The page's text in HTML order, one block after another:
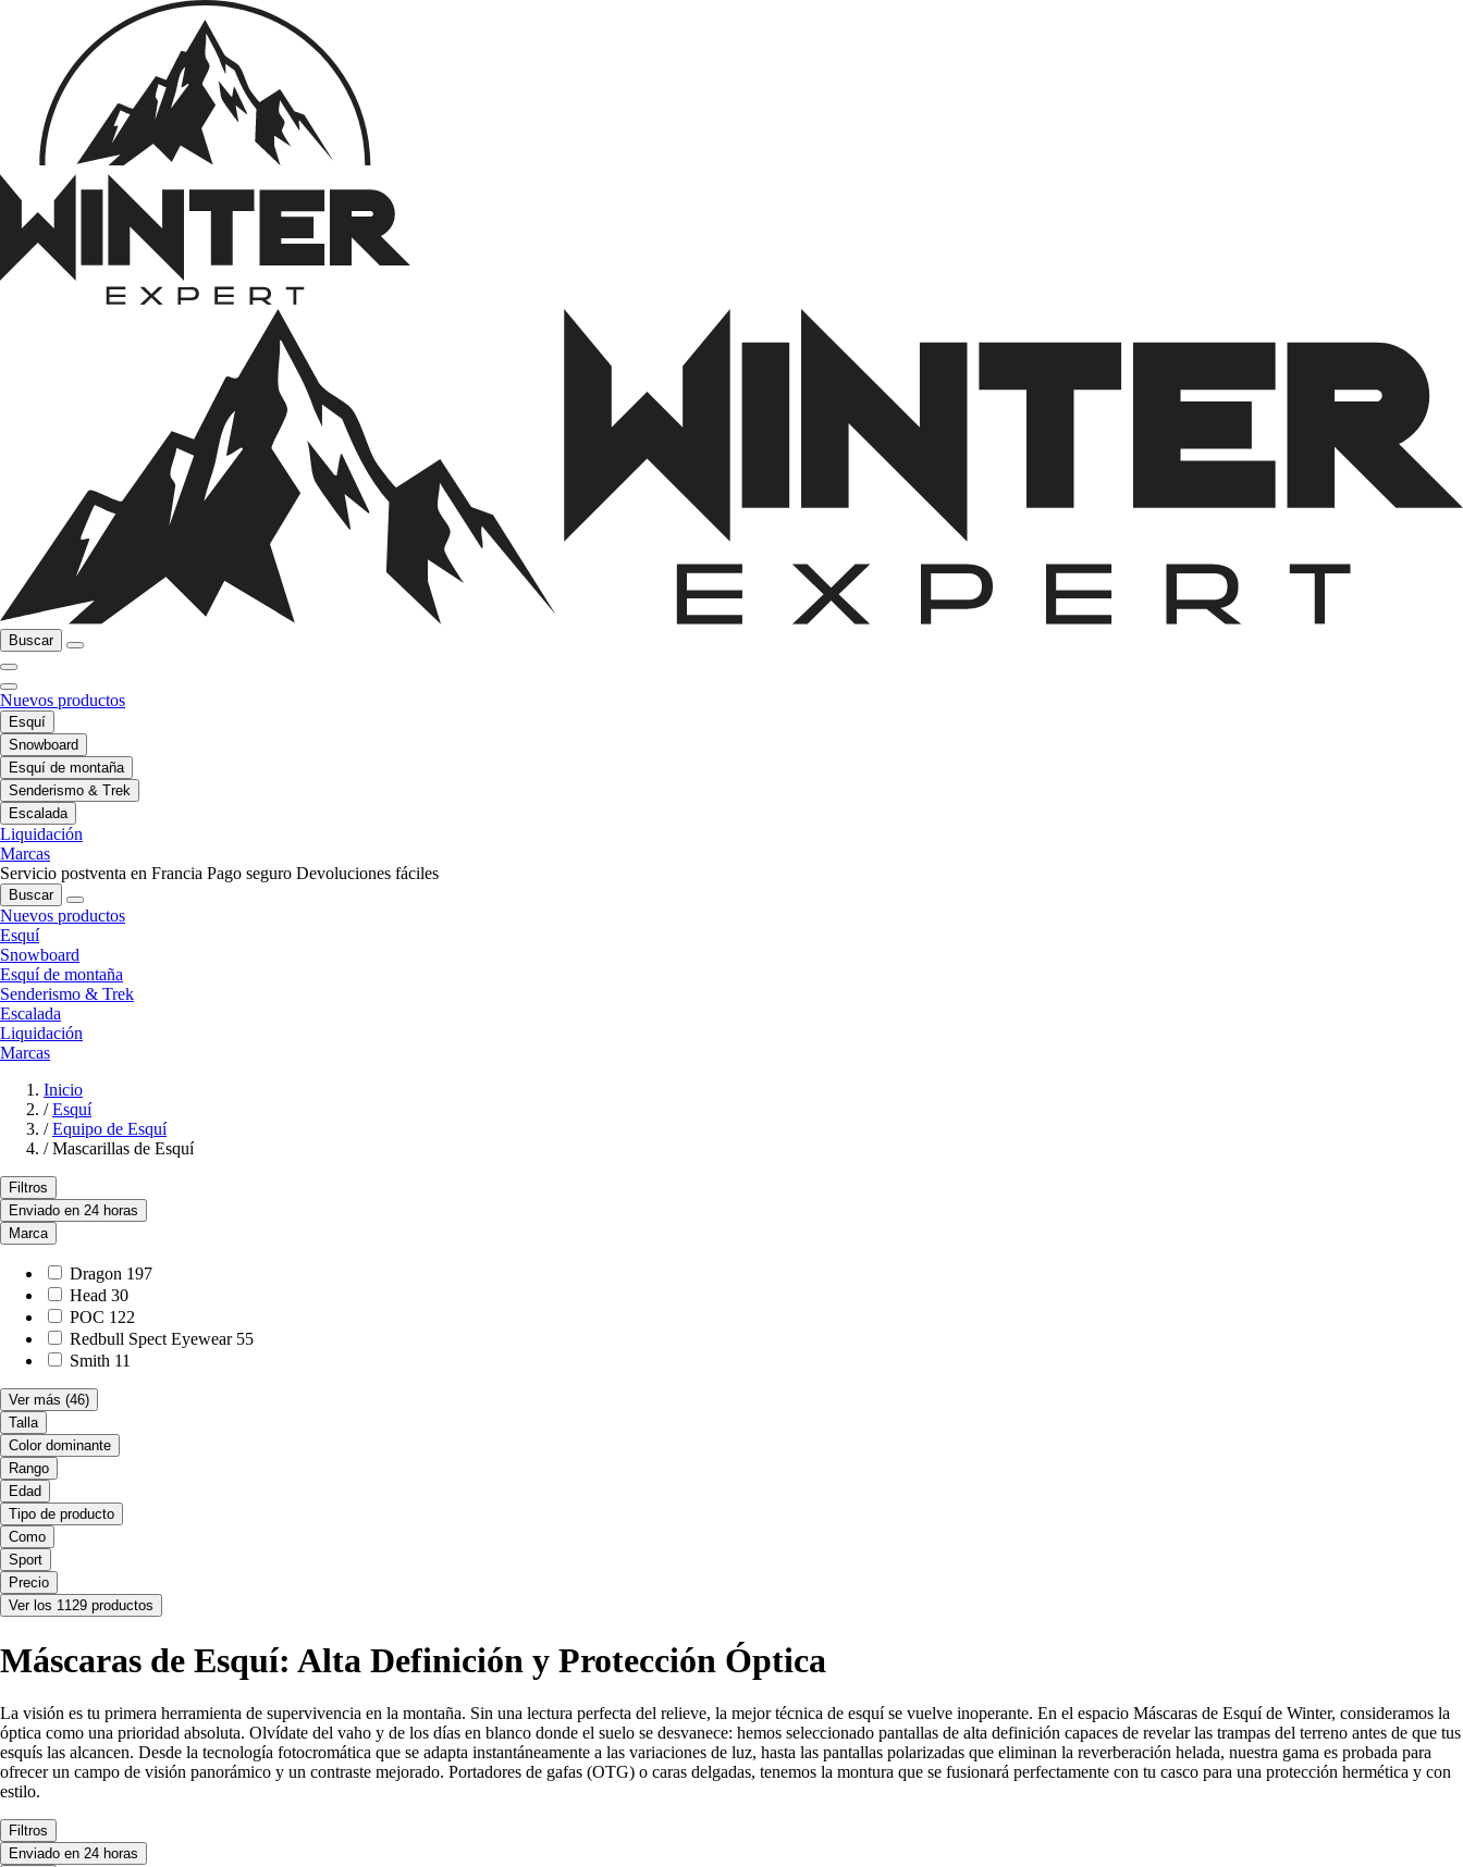
Buscar
Nuevos productos
Esquí
Snowboard
Esquí de montaña
Senderismo & Trek
Escalada
Liquidación
Marcas
Servicio postventa en Francia Pago seguro Devoluciones fáciles
Buscar
Nuevos productos
Esquí
Snowboard
Esquí de montaña
Senderismo & Trek
Escalada
Liquidación
Marcas
Inicio
/ Esquí
/ Equipo de Esquí
/ Mascarillas de Esquí
Filtros
Enviado en 24 horas
Marca
Dragon 197
Head 30
POC 122
Redbull Spect Eyewear 55
Smith 11
Ver más (46)
Talla
Color dominante
Rango
Edad
Tipo de producto
Como
Sport
Precio
Ver los 1129 productos
Máscaras de Esquí: Alta Definición y Protección Óptica
La visión es tu primera herramienta de supervivencia en la montaña. Sin una lectura perfecta del relieve, la mejor técnica de esquí se vuelve inoperante. En el espacio Máscaras de Esquí de Winter, consideramos la
óptica como una prioridad absoluta. Olvídate del vaho y de los días en blanco donde el suelo se desvanece: hemos seleccionado pantallas de alta definición capaces de revelar las trampas del terreno antes de que tus
esquís las alcancen. Desde la tecnología fotocromática que se adapta instantáneamente a las variaciones de luz, hasta las pantallas polarizadas que eliminan la reverberación helada, nuestra gama es probada para
ofrecer un campo de visión panorámico y un contraste mejorado. Portadores de gafas (OTG) o caras delgadas, tenemos la montura que se fusionará perfectamente con tu casco para una protección hermética y con
estilo.
Filtros
Enviado en 24 horas